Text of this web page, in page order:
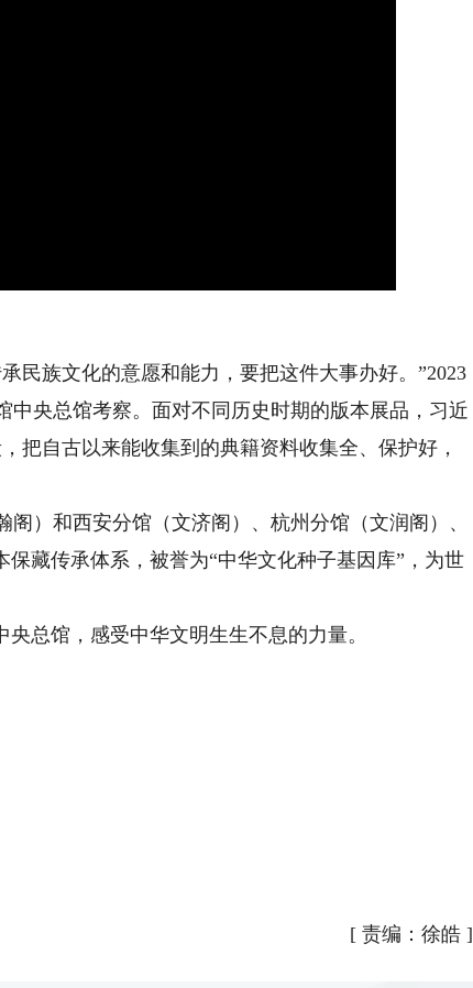
族文化的意愿和能力，要把这件大事办好。”2023
央总馆考察。面对不同历史时期的版本展品，习近
把自古以来能收集到的典籍资料收集全、保护好，
和西安分馆（文济阁）、杭州分馆（文润阁）、
藏传承体系，被誉为“中华文化种子基因库”，为世
总馆，感受中华文明生生不息的力量。
[ 责编：徐皓 ]